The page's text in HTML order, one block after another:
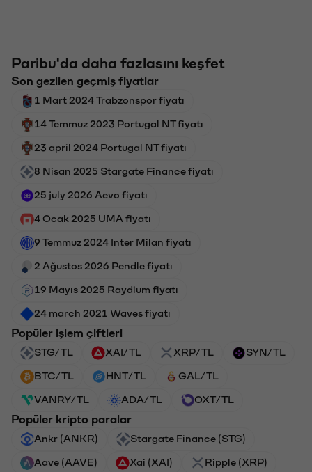
Paribu'da daha fazlasını keşfet
Son gezilen geçmiş fiyatlar
1 Mart 2024 Trabzonspor fiyatı
14 Temmuz 2023 Portugal NT fiyatı
23 april 2024 Portugal NT fiyatı
8 Nisan 2025 Stargate Finance fiyatı
25 july 2026 Aevo fiyatı
4 Ocak 2025 UMA fiyatı
9 Temmuz 2024 Inter Milan fiyatı
2 Ağustos 2026 Pendle fiyatı
19 Mayıs 2025 Raydium fiyatı
24 march 2021 Waves fiyatı
Popüler işlem çiftleri
STG/TL XAI/TL XRP/TL SYN/TL
BTC/TL HNT/TL GAL/TL
VANRY/TL ADA/TL OXT/TL
Popüler kripto paralar
Ankr (ANKR) Stargate Finance (STG)
Aave (AAVE) Xai (XAI) Ripple (XRP)